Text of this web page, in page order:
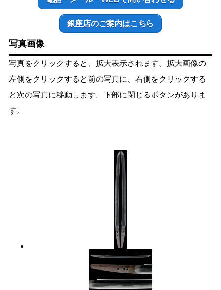
銀座店のご案内はこちら
写真画像
写真をクリックすると、拡大表示されます。拡大画像の
左側をクリックすると前の写真に、右側をクリックする
と次の写真に移動します。下部に閉じるボタンがありま
す。